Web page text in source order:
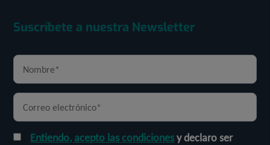
Suscríbete a nuestra Newsletter
Entiendo, acepto las condicionesy declaro ser